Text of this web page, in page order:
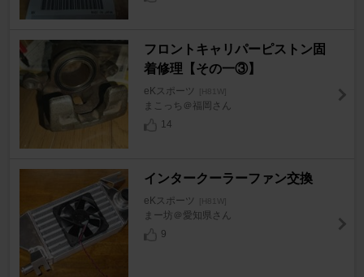
フロントキャリパーピストン固
着修理【その一③】
eKスポーツ [H81W]
まこっち＠福岡さん
14
インタークーラーファン交換
eKスポーツ [H81W]
まー坊＠愛知県さん
9